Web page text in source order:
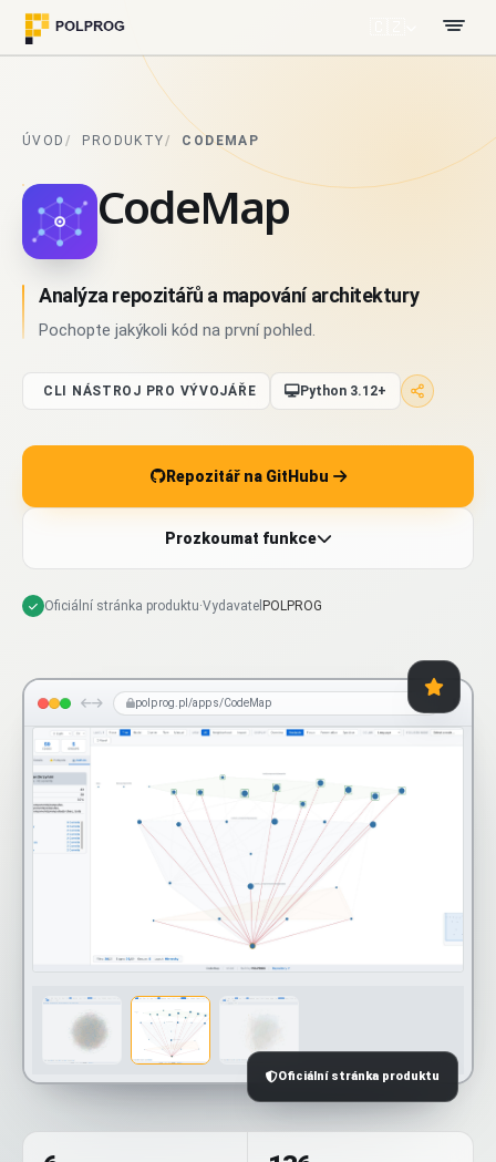
ÚVOD PRODUKTY CODEMAP
CodeMap
Analýza repozitářů a mapování architektury
Pochopte jakýkoli kód na první pohled.
CLI NÁSTROJ PRO VÝVOJÁŘE Python 3.12+
Repozitář na GitHubu
Prozkoumat funkce
Oficiální stránka produktu·Vydavatel POLPROG
polprog.pl/apps/CodeMap
Oficiální stránka produktu